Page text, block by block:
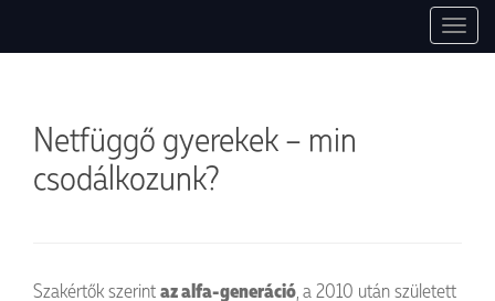
T
o
g
Netfüggő gyerekek – min
csodálkozunk?
Szakértők szerintaz alfa-generáció , a 2010 után született